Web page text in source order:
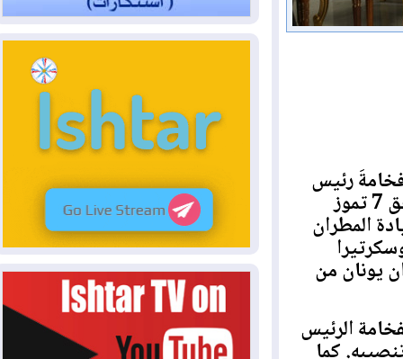
رئيس
إقليم كوردستان السيد نيجيرفان بارزاني، يوم الثلاثاء الموافق 7 تموز
المطران
من
الرئيس